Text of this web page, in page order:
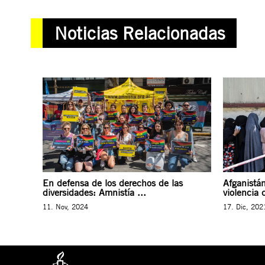
Noticias Relacionadas
En defensa de los derechos de las
diversidades: Amnistía ...
11. Nov, 2024
violencia
17. Dic,